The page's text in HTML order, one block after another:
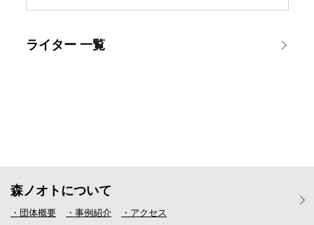
ライター 一覧
森ノオトについて
・団体概要 ・事例紹介 ・アクセス